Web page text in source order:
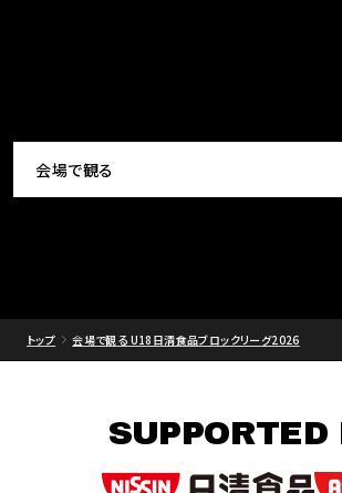
会場で観る
トップ 会場で観る U18日清食品ブロックリーグ2026
SUPPORTED